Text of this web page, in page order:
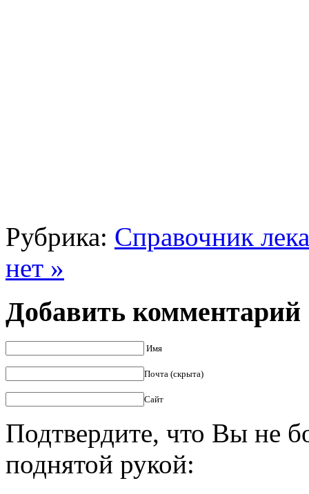
Рубрика: Справочник
нет »
Добавить комментарий
Имя
Почта (скрыта)
Сайт
Подтвердите, что Вы не
поднятой рукой: